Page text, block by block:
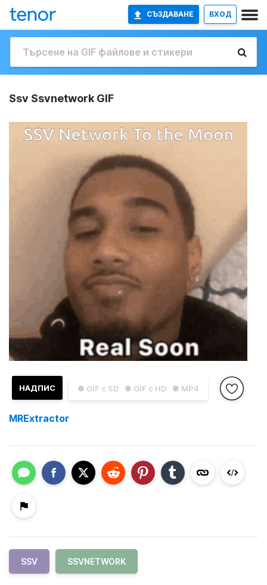
СЪЗДАВАНЕ ВХОД
Ssv Ssvnetwork GIF
● GIF с SD ● GIF с HD ● MP4
НАДПИС
MRExtractor
SSV SSVNETWORK